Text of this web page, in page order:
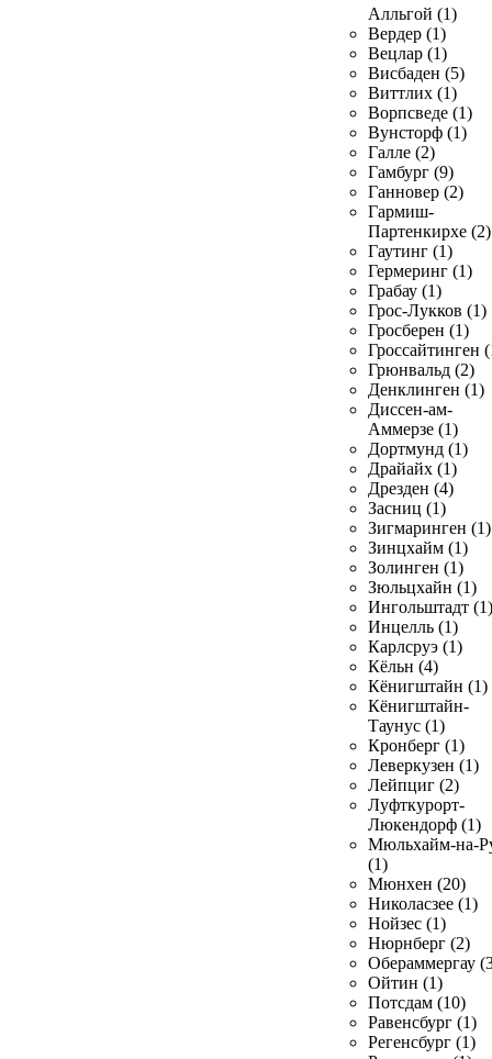
Алльгой (1)
Вердер (1)
Вецлар (1)
Висбаден (5)
Виттлих (1)
Ворпсведе (1)
Вунсторф (1)
Галле (2)
Гамбург (9)
Ганновер (2)
Гармиш-
Партенкирхе (2)
Гаутинг (1)
Гермеринг (1)
Грабау (1)
Грос-Лукков (1)
Гросберен (1)
Гроссайтинген
Грюнвальд (2)
Денклинген (1)
Диссен-ам-
Аммерзе (1)
Дортмунд (1)
Драйайх (1)
Дрезден (4)
Засниц (1)
Зигмаринген (1)
Зинцхайм (1)
Золинген (1)
Зюльцхайн (1)
Ингольштадт (1)
Инцелль (1)
Карлсруэ (1)
Кёльн (4)
Кёнигштайн (1)
Кёнигштайн-
Таунус (1)
Кронберг (1)
Леверкузен (1)
Лейпциг (2)
Луфткурорт-
Люкендорф (1)
Мюльхайм-на-
(1)
Мюнхен (20)
Николасзее (1)
Нойзес (1)
Нюрнберг (2)
Обераммергау
Ойтин (1)
Потсдам (10)
Равенсбург (1)
Регенсбург (1)